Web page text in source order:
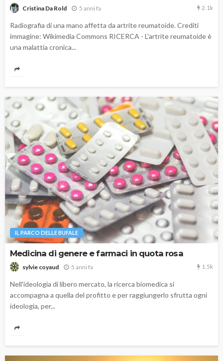
Cristina Da Rold 5 anni fa 2.1k
Radiografia di una mano affetta da artrite reumatoide. Crediti
immagine: Wikimedia Commons RICERCA - L'artrite reumatoide è
una malattia cronica...
IL PARCO DELLE BUFALE
Medicina di genere e farmaci in quota rosa
sylvie coyaud 5 anni fa 1.5k
Nell'ideologia di libero mercato, la ricerca biomedica si
accompagna a quella del profitto e per raggiungerlo sfrutta ogni
ideologia, per...